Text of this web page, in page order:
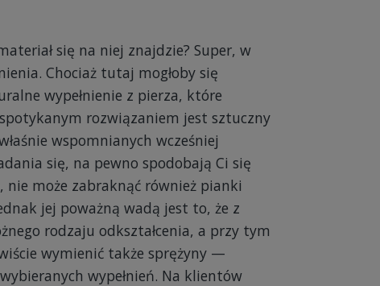
się na niej znajdzie? Super, w
Chociaż tutaj mogłoby się
wypełnienie z pierza, które
rozwiązaniem jest sztuczny
wspomnianych wcześniej
się, na pewno spodobają Ci się
nie może zabraknąć również pianki
jej poważną wadą jest to, że z
rodzaju odkształcenia, a przy tym
wymienić także sprężyny —
wypełnień. Na klientów